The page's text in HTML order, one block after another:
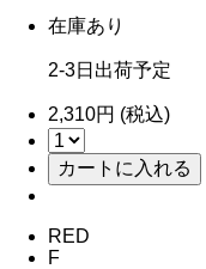
在庫あり
2-3日出荷予定
2,310円 (税込)
RED
F